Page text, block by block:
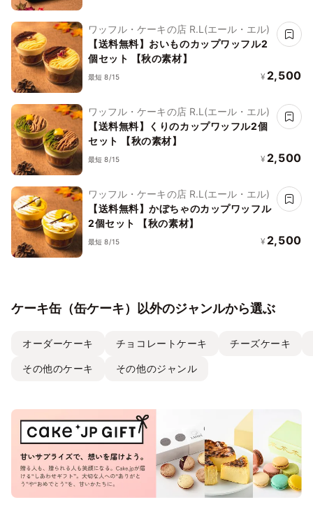
ワッフル・ケーキの店 R.L(エール・エル)
【送料無料】おいものカップワッフル2
個セット 【秋の素材】
最短 8/15 ¥ 2,500
ワッフル・ケーキの店 R.L(エール・エル)
【送料無料】くりのカップワッフル2個
セット 【秋の素材】
最短 8/15 ¥ 2,500
ワッフル・ケーキの店 R.L(エール・エル)
【送料無料】かぼちゃのカップワッフル
2個セット 【秋の素材】
最短 8/15 ¥ 2,500
ケーキ缶（缶ケーキ）以外のジャンルから選ぶ
オーダーケーキ チョコレートケーキ チーズケーキ
その他のケーキ その他のジャンル